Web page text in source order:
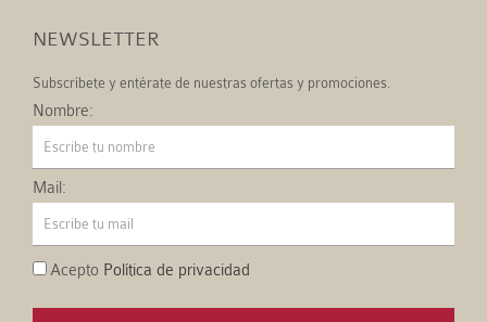
NEWSLETTER
Subscríbete y entérate de nuestras ofertas y promociones.
Nombre:
Mail:
Acepto Política de privacidad